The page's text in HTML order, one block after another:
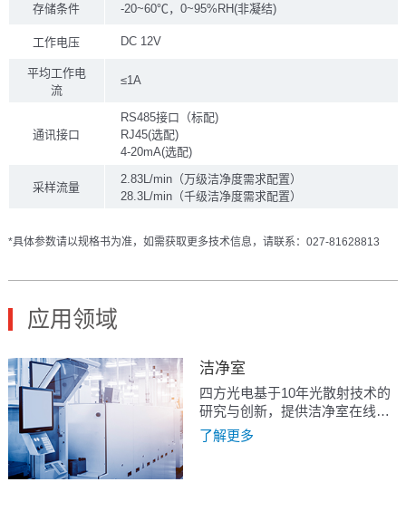
存储条件 -20~60℃，0~95%RH(非凝结)
工作电压 DC 12V
平均工作电
流
≤1A
通讯接口
RS485接口（标配)
RJ45(选配)
4-20mA(选配)
采样流量
2.83L/min（万级洁净度需求配置）
28.3L/min（千级洁净度需求配置）
*具体参数请以规格书为准，如需获取更多技术信息，请联系：027-81628813
应用领域
洁净室
四方光电基于10年光散射技术的
研究与创新，提供洁净室在线监
测解决方案，推出了激光型粒子
计数传感器PM5000S与
了解更多